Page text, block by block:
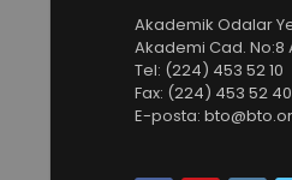
Akademik Odalar
Akademi Cad. No:8
Tel: (224) 453 52 10
Fax: (224) 453 52 40
E-posta: